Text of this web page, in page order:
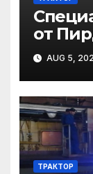
от
Втора
цени
AUG 5,
ТРАКТОР